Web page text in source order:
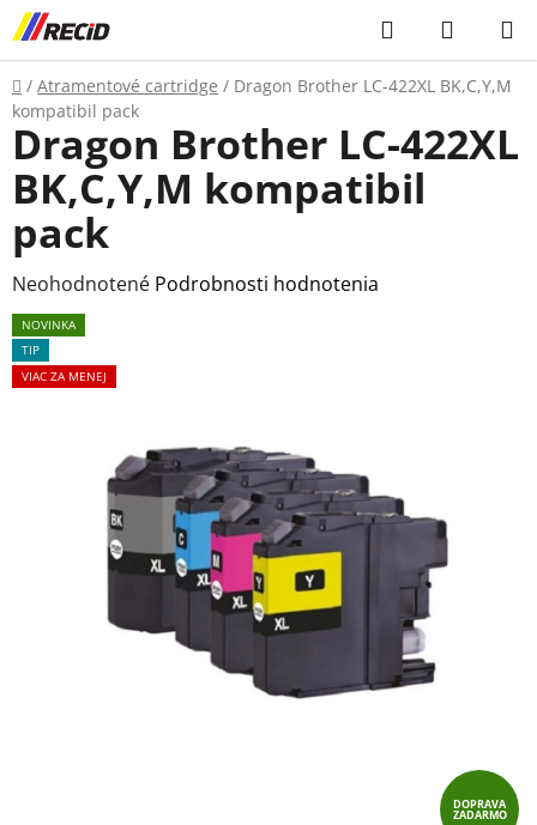
Prejsť
na
obsah
Hľadať
KOŠÍK
Domov
/ Atramentové cartridge / Dragon Brother LC-422XL BK,C,Y,M
kompatibil pack
Dragon Brother LC-422XL
BK,C,Y,M kompatibil
pack
Priemerné
hodnotenie
produktu
je
hviezdičiek.
Neohodnotené Podrobnosti hodnotenia
NOVINKA
TIP
VIAC ZA MENEJ
DOPRAVA
ZADARMO